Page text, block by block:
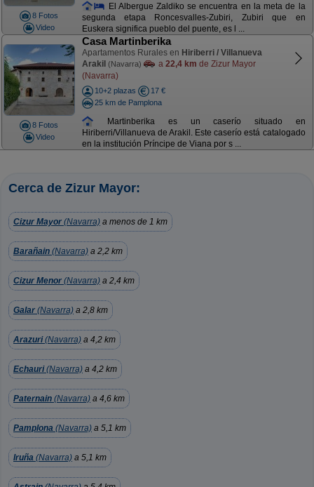
8 Fotos
Video
El Albergue Zaldiko se encuentra en la meta de la
segunda etapa Roncesvalles-Zubiri, Zubiri que en
Euskera significa pueblo del puente, es l ...
8 Fotos
Video
Casa Martinberika
Apartamentos Rurales en Hiriberri / Villanueva
Arakil (Navarra) a 22,4 km de Zizur Mayor
(Navarra)
10+2 plazas
17 €
25 km de Pamplona
Martinberika es un caserío situado en
Hiriberri/Villanueva de Arakil. Este caserío está catalogado
en la institución Príncipe de Viana por s ...
Cerca de Zizur Mayor:
Cizur Mayor (Navarra) a menos de 1 km
Barañain (Navarra) a 2,2 km
Cizur Menor (Navarra) a 2,4 km
Galar (Navarra) a 2,8 km
Arazuri(Navarra) a 4,2 km
Echauri(Navarra) a 4,2 km
Paternain (Navarra) a 4,6 km
Pamplona (Navarra) a 5,1 km
Iruña (Navarra) a 5,1 km